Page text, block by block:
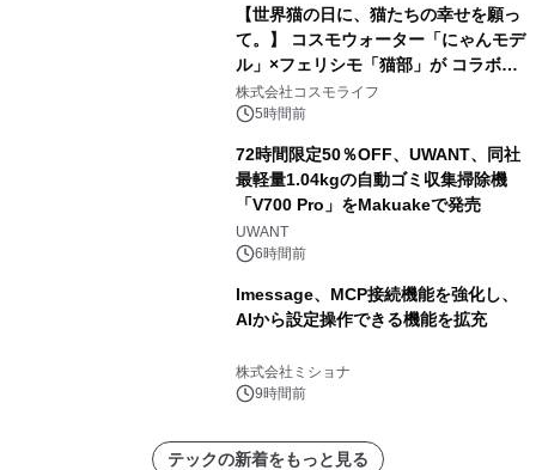
【世界猫の日に、猫たちの幸せを願っ
て。】 コスモウォーター「にゃんモデ
ル」×フェリシモ「猫部」が コラボキ
ャンペーンを実施
株式会社コスモライフ
5時間前
72時間限定50％OFF、UWANT、同社
最軽量1.04kgの自動ゴミ収集掃除機
「V700 Pro」をMakuakeで発売
UWANT
6時間前
lmessage、MCP接続機能を強化し、
AIから設定操作できる機能を拡充
株式会社ミショナ
9時間前
テックの新着をもっと見る